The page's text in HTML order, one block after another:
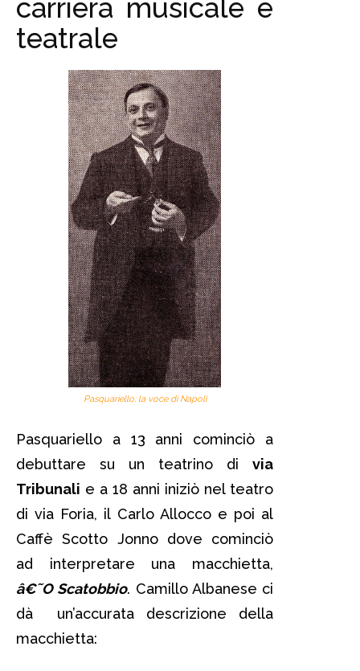
carriera musicale e
teatrale
Pasquariello: la voce di Napoli
Pasquariello a 13 anni cominciò a
debuttare su un teatrino di via
Tribunali e a 18 anni iniziò nel teatro
di via Foria, il Carlo Allocco e poi al
Caffè Scotto Jonno dove cominciò
ad interpretare una macchietta,
â€˜O Scatobbio. Camillo Albanese ci
dà un’accurata descrizione della
macchietta: